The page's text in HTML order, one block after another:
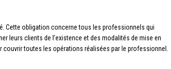
Cette obligation concerne tous les professionnels qui
leurs clients de l’existence et des modalités de mise en
toutes les opérations réalisées par le professionnel.